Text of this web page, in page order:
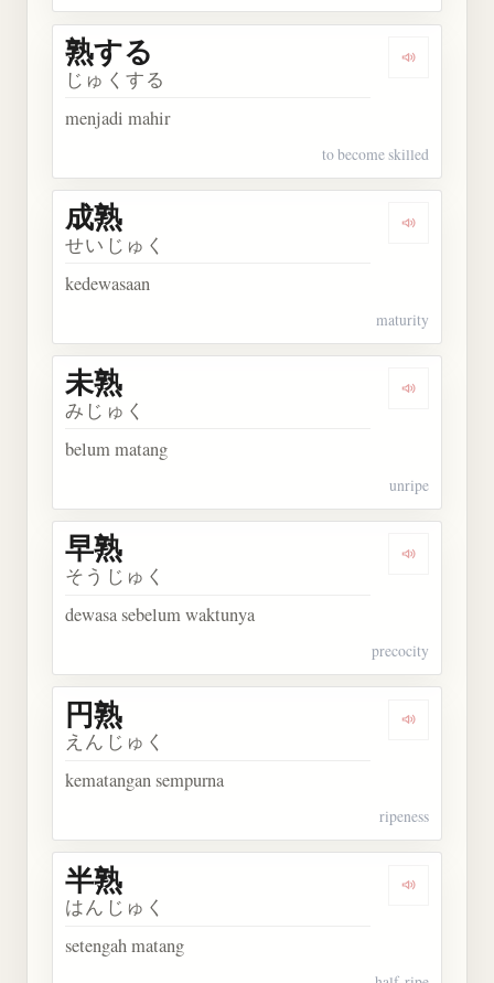
Dengarkan
熟する
じゅくする
menjadi mahir
to become skilled
Dengarkan
成熟
せいじゅく
kedewasaan
maturity
Dengarkan
未熟
みじゅく
belum matang
unripe
Dengarkan
早熟
そうじゅく
dewasa sebelum waktunya
precocity
Dengarkan
円熟
えんじゅく
kematangan sempurna
ripeness
Dengarkan
半熟
はんじゅく
setengah matang